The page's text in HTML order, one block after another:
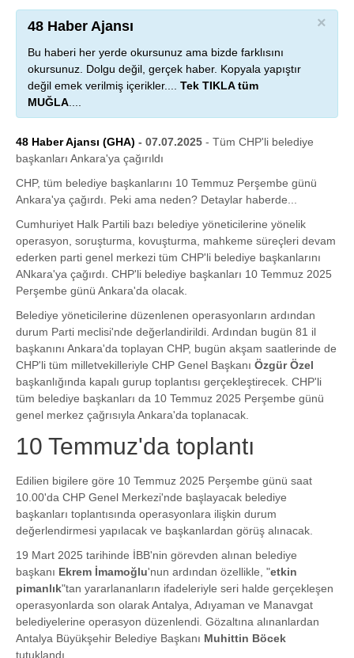
×
48 Haber Ajansı
Bu haberi her yerde okursunuz ama bizde farklısını
okursunuz. Dolgu değil, gerçek haber. Kopyala yapıştır
değil emek verilmiş içerikler.... Tek TIKLA tüm
MUĞLA
48 Haber Ajansı (GHA) - 07.07.2025 - Tüm CHP'li belediye
başkanları Ankara'ya çağırıldı
CHP, tüm belediye başkanlarını 10 Temmuz Perşembe günü
Ankara'ya çağırdı. Peki ama neden? Detaylar haberde...
Cumhuriyet Halk Partili bazı belediye yöneticilerine yönelik
operasyon, soruşturma, kovuşturma, mahkeme süreçleri devam
ederken parti genel merkezi tüm CHP'li belediye başkanlarını
ANkara'ya çağırdı. CHP'li belediye başkanları 10 Temmuz 2025
Perşembe günü Ankara'da olacak.
Belediye yöneticilerine düzenlenen operasyonların ardından
durum Parti meclisi'nde değerlandirildi. Ardından bugün 81 il
başkanını Ankara'da toplayan CHP, bugün akşam saatlerinde de
CHP'li tüm milletvekilleriyle CHP Genel Başkanı Özgür Özel
başkanlığında kapalı gurup toplantısı gerçekleştirecek. CHP'li
tüm belediye başkanları da 10 Temmuz 2025 Perşembe günü
genel merkez çağrısıyla Ankara'da toplanacak.
10 Temmuz'da toplantı
Edilien bigilere göre 10 Temmuz 2025 Perşembe günü saat
10.00'da CHP Genel Merkezi'nde başlayacak belediye
başkanları toplantısında operasyonlara ilişkin durum
değerlendirmesi yapılacak ve başkanlardan görüş alınacak.
19 Mart 2025 tarihinde İBB'nin görevden alınan belediye
başkanı Ekrem İmamoğlu'nun ardından özellikle, "etkin
pimanlık"tan yararlananların ifadeleriyle seri halde gerçekleşen
operasyonlarda son olarak Antalya, Adıyaman ve Manavgat
belediyelerine operasyon düzenlendi. Gözaltına alınanlardan
Antalya Büyükşehir Belediye Başkanı Muhittin Böcek
tutuklandı.